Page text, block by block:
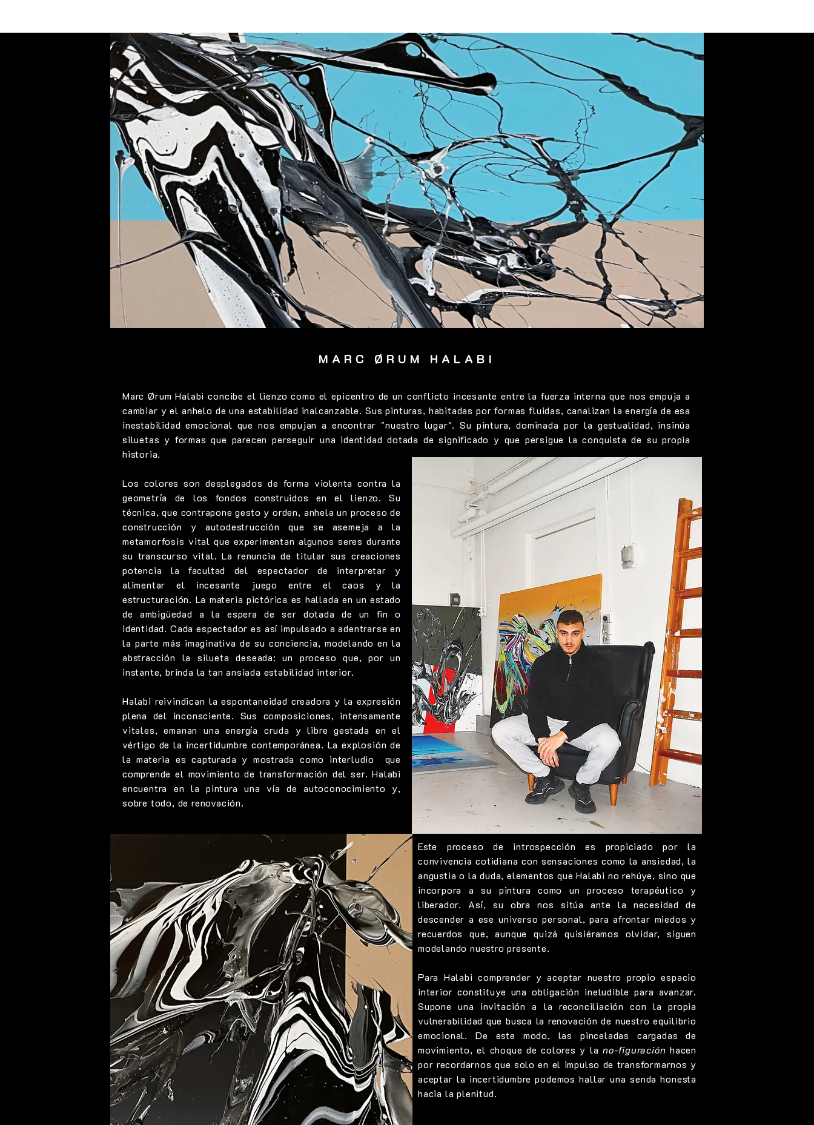
MARC ØRUM HALABI
Marc Ørum Halabi concibe el lienzo como el epicentro de un conflicto incesante entre la fuerza interna que nos empuja a
cambiar y el anhelo de una estabilidad inalcanzable. Sus pinturas, habitadas por formas fluidas, canalizan la energía de esa
inestabilidad emocional que nos empujan a encontrar "nuestro lugar". Su pintura, dominada por la gestualidad, insinúa
siluetas y formas que parecen perseguir una identidad dotada de significado y que persigue la conquista de su propia
historia.
Los colores son desplegados de forma violenta contra la
geometría de los fondos construidos en el lienzo. Su
técnica, que contrapone gesto y orden, anhela un proceso de
construcción y autodestrucción que se asemeja a la
metamorfosis vital que experimentan algunos seres durante
su transcurso vital. La renuncia de titular sus creaciones
potencia la facultad del espectador de interpretar y
alimentar el incesante juego entre el caos y la
estructuración. La materia pictórica es hallada en un estado
de ambigüedad a la espera de ser dotada de un fin o
identidad. Cada espectador es así impulsado a adentrarse en
la parte más imaginativa de su conciencia, modelando en la
abstracción la silueta deseada: un proceso que, por un
instante, brinda la tan ansiada estabilidad interior.
Halabi reivindican la espontaneidad creadora y la expresión
plena del inconsciente. Sus composiciones, intensamente
vitales, emanan una energía cruda y libre gestada en el
vértigo de la incertidumbre contemporánea. La explosión de
la materia es capturada y mostrada como interludio que
comprende el movimiento de transformación del ser. Halabi
encuentra en la pintura una vía de autoconocimiento y,
sobre todo, de renovación.
Este proceso de introspección es propiciado por la
convivencia cotidiana con sensaciones como la ansiedad, la
angustia o la duda, elementos que Halabi no rehúye, sino que
incorpora a su pintura como un proceso terapéutico y
liberador. Así, su obra nos sitúa ante la necesidad de
descender a ese universo personal, para afrontar miedos y
recuerdos que, aunque quizá quisiéramos olvidar, siguen
modelando nuestro presente.
Para Halabi comprender y aceptar nuestro propio espacio
interior constituye una obligación ineludible para avanzar.
Supone una invitación a la reconciliación con la propia
vulnerabilidad que busca la renovación de nuestro equilibrio
emocional. De este modo, las pinceladas cargadas de
movimiento, el choque de colores y la no-figuración hacen
por recordarnos que solo en el impulso de transformarnos y
aceptar la incertidumbre podemos hallar una senda honesta
hacia la plenitud.